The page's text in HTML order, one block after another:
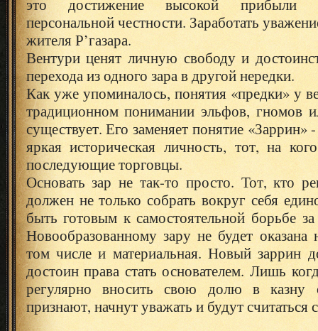
это достижение высокой прибыли
персональной честности. Заработать
жителя Р’газара.
Вентури ценят личную свободу и
перехода из одного зара в другой нередки.
Как уже упоминалось, понятия «предки» у
традиционном понимании эльфов, гномов
существует. Его заменяет понятие «Заррин»
яркая историческая личность, тот, на
последующие торговцы.
Основать зар не так-то просто. Тот, кто
должен не только собрать вокруг себя
быть готовым к самостоятельной борьбе
Новообразованному зару не будет
том числе и материальная. Новый заррин
достоин права стать основателем. Лишь
регулярно вносить свою долю в казну
признают, начнут уважать и будут считаться